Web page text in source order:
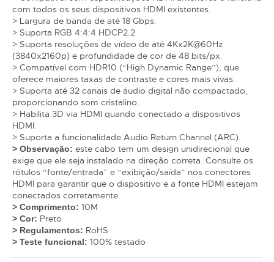
com todos os seus dispositivos HDMI existentes.
> Largura de banda de até 18 Gbps.
> Suporta RGB 4:4:4 HDCP2.2
> Suporta resoluções de vídeo de até 4Kx2K@60Hz
(3840x2160p) e profundidade de cor de 48 bits/px.
> Compatível com HDR10 (“High Dynamic Range”), que
oferece maiores taxas de contraste e cores mais vivas.
> Suporta até 32 canais de áudio digital não compactado,
proporcionando som cristalino.
> Habilita 3D via HDMI quando conectado a dispositivos
HDMI.
> Suporta a funcionalidade Audio Return Channel (ARC).
> Observação: este cabo tem um design unidirecional que
exige que ele seja instalado na direção correta. Consulte os
rótulos “fonte/entrada” e “exibição/saída” nos conectores
HDMI para garantir que o dispositivo e a fonte HDMI estejam
conectados corretamente.
> Comprimento: 10M
> Cor: Preto
> Regulamentos: RoHS
> Teste funcional: 100% testado
REF